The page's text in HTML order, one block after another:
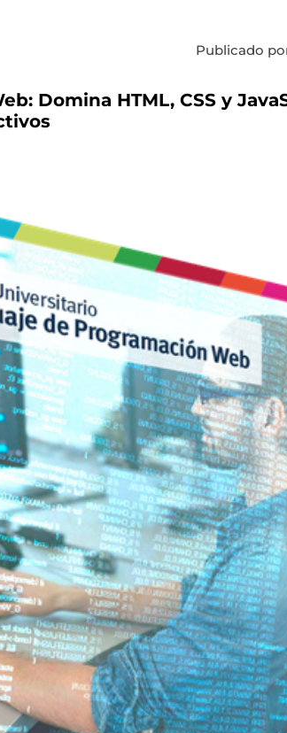
Publicado
Domina HTML, CSS y